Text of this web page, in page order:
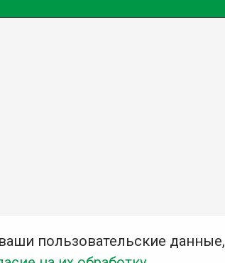
пользовательские данные,